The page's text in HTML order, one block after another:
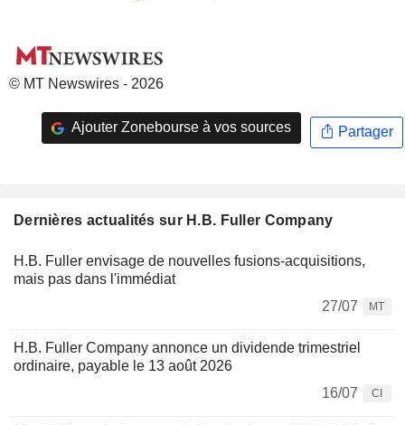
© MT Newswires - 2026
Ajouter Zonebourse à vos sources Partager
Dernières actualités sur H.B. Fuller Company
H.B. Fuller envisage de nouvelles fusions-acquisitions,
mais pas dans l'immédiat
27/07
MT
H.B. Fuller Company annonce un dividende trimestriel
ordinaire, payable le 13 août 2026
16/07
CI